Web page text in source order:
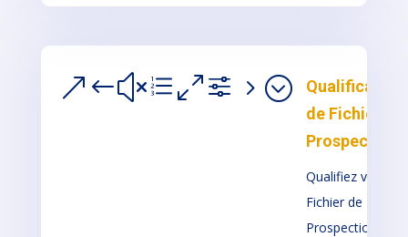
&#xe0f5;
Qualification
de Fichier de
Prospection
Qualifiez votre
Fichier de
Prospection afin